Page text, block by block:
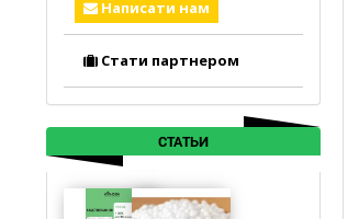
Написати нам
Стати партнером
СТАТЬИ